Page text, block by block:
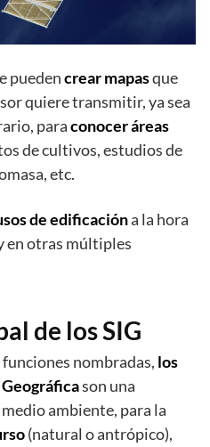
puedencrear mapasque
quiere transmitir, ya sea
paraconocer áreas
de cultivos, estudios de
etc.
de edificacióna la hora
en otras múltiples
de los SIG
nombradas, los
son una
ambiente, para la
(natural o antrópico),